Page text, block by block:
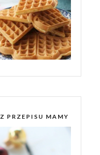
PRZEPISU MAMY